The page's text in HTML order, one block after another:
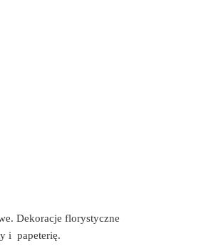
Dekoracje florystyczne
i papeterię.